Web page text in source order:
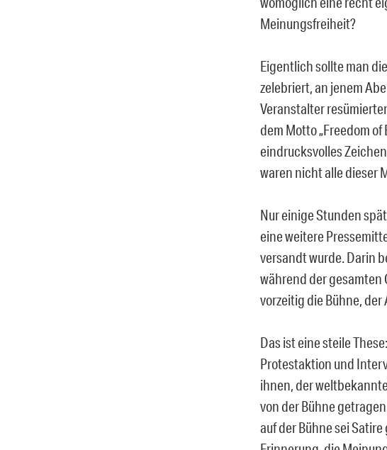
Meinungsfreiheit?
Eigentlich sollte man
zelebriert, an jenem
Veranstalter
dem Motto „Freedom of
eindrucksvolles
waren nicht alle dieser
Nur einige Stunden
eine weitere
versandt wurde. Darin
während der gesamten
vorzeitig die Bühne,
Das ist eine steile
Protestaktion und
ihnen, der
von der Bühne
auf der Bühne sei